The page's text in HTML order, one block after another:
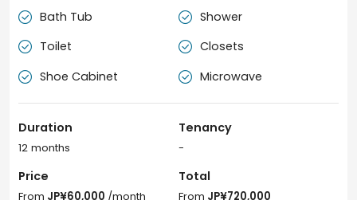
 Bath Tub  Shower
 Toilet  Closets
 Shoe Cabinet  Microwave
Duration
12 months
Tenancy
-
Price
From JP¥60,000 /month
Total
From JP¥720,000